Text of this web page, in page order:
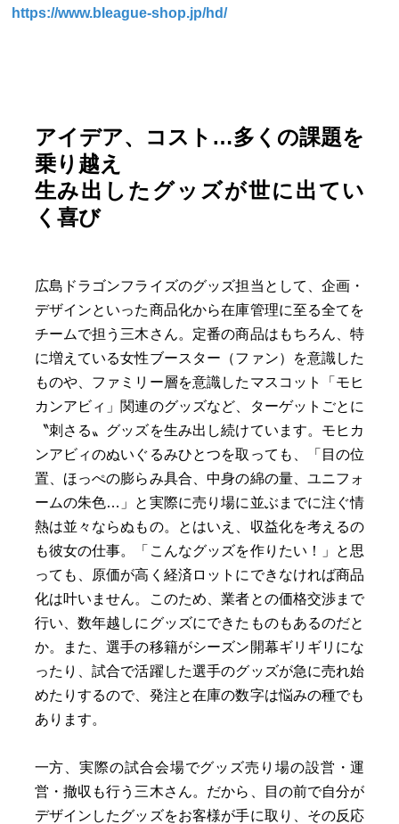
https://www.bleague-shop.jp/hd/
アイデア、コスト…多くの課題を
乗り越え
生み出したグッズが世に出てい
く喜び
広島ドラゴンフライズのグッズ担当として、企画・
デザインといった商品化から在庫管理に至る全てを
チームで担う三木さん。定番の商品はもちろん、特
に増えている女性ブースター（ファン）を意識した
ものや、ファミリー層を意識したマスコット「モヒ
カンアビィ」関連のグッズなど、ターゲットごとに
〝刺さる〟グッズを生み出し続けています。モヒカ
ンアビィのぬいぐるみひとつを取っても、「目の位
置、ほっぺの膨らみ具合、中身の綿の量、ユニフォ
ームの朱色…」と実際に売り場に並ぶまでに注ぐ情
熱は並々ならぬもの。とはいえ、収益化を考えるの
も彼女の仕事。「こんなグッズを作りたい！」と思
っても、原価が高く経済ロットにできなければ商品
化は叶いません。このため、業者との価格交渉まで
行い、数年越しにグッズにできたものもあるのだと
か。また、選手の移籍がシーズン開幕ギリギリにな
ったり、試合で活躍した選手のグッズが急に売れ始
めたりするので、発注と在庫の数字は悩みの種でも
あります。
一方、実際の試合会場でグッズ売り場の設営・運
営・撤収も行う三木さん。だから、目の前で自分が
デザインしたグッズをお客様が手に取り、その反応